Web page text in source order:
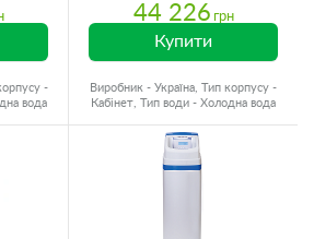
-
вода
44 226 грн
Купити
Виробник - Україна, Тип корпусу -
Кабінет, Тип води - Холодна вода